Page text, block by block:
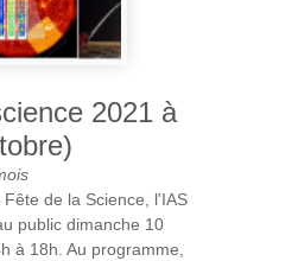
2021 à
de la Science, l'IAS
public dimanche 10
à 18h. Au programme,